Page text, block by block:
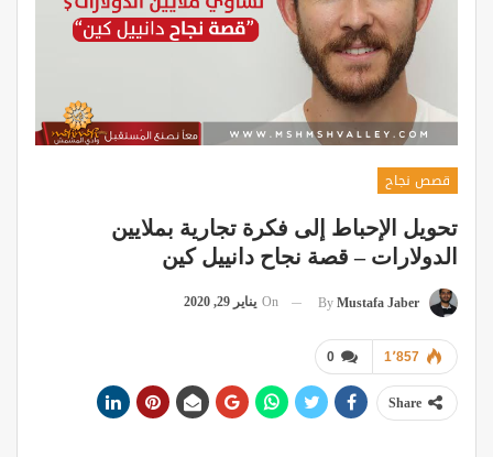
قصص نجاح
تحويل الإحباط إلى فكرة تجارية بملايين
الدولارات – قصة نجاح دانييل كين
By Mustafa Jaber
On يناير 29, 2020
0 1٬857
Share